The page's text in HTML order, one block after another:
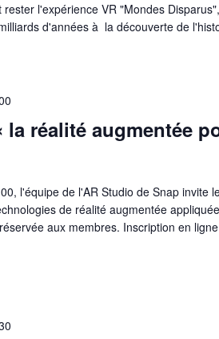
l'expérience VR "Mondes
d'années à la découverte de
réalité augmentée
l'équipe de l'AR Studio de Snap invite
de réalité augmentée
aux membres. Inscription en